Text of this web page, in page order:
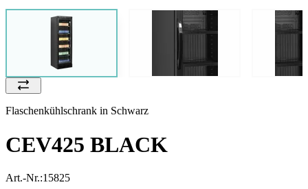
Flaschenkühlschrank in Schwarz
CEV425 BLACK
Art.-Nr.:15825